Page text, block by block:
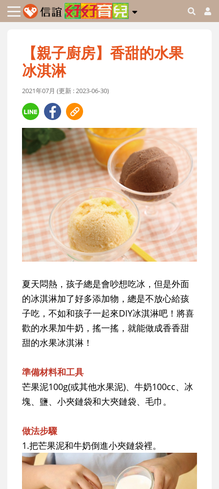
【親子廚房】香甜的水果
冰淇淋
2021年07月 (更新 : 2023-06-30)
夏天悶熱，孩子總是會吵想吃冰，但是外面
的冰淇淋加了好多添加物，總是不放心給孩
子吃，不如和孩子一起來DIY冰淇淋吧！將喜
歡的水果加牛奶，搖一搖，就能做成香香甜
甜的水果冰淇淋！
準備材料和工具
芒果泥100g(或其他水果泥)、牛奶100cc、冰
塊、鹽、小夾鏈袋和大夾鏈袋、毛巾。
做法步驟
1.把芒果泥和牛奶倒進小夾鏈袋裡。